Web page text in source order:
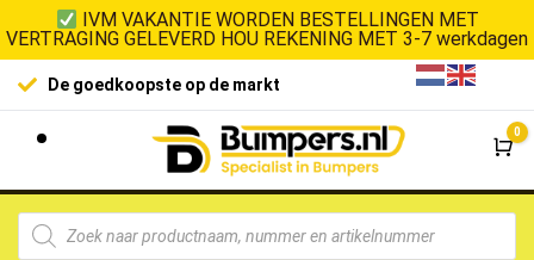
IVM VAKANTIE WORDEN BESTELLINGEN MET
VERTRAGING GELEVERD HOU REKENING MET 3-7 werkdagen
De goedkoopste op de markt
0